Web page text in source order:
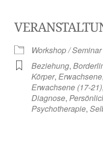
Workshop / Seminar
Beziehung,
Körper, Erwachsene,
Erwachsene (17-21),
Diagnose,
Psychotherapie,